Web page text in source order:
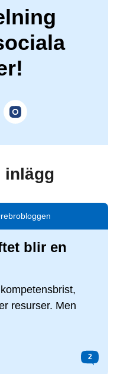
inlägg
blir en
resurser. Men
2